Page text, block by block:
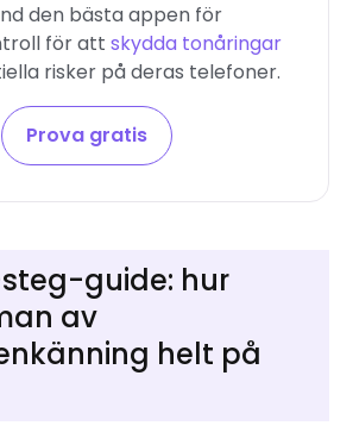
den bästa appen för
för att skydda tonåringar
risker på deras telefoner.
Prova gratis
guide: hur
av
helt på